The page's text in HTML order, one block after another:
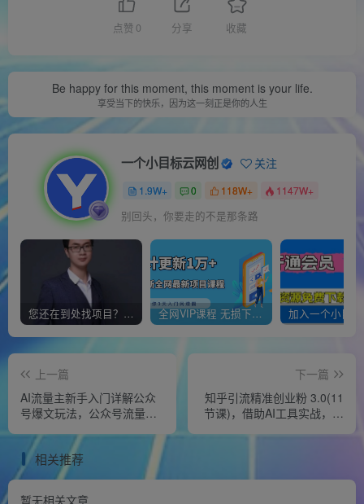
点赞 0 分享 收藏
Be happy for this moment, this moment is your life.
享受当下的快乐，因为这一刻正是你的人生
一个小目标云网创 关注
1.9W+ 0 118W+ 1147W+
别回头，你要走的不是那条路
您还在到处找项目？还在当韭菜？我靠经营“一个小目标网创商城”年入百W+，曾经我也负债累累! 全网VIP课程 无损下载~
上一篇
AI流量主新手入门详解公众
号爆文玩法，公众号流量主
下一篇
知乎引流精准创业粉 3.0(11
节课)，借助AI工具实战，每
相关推荐
暂无相关文章